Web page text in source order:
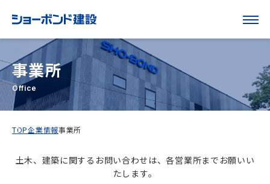
事業所
Office
TOP企業情報事業所
土木、建築に関するお問い合わせは、各営業所までお願いい
たします。